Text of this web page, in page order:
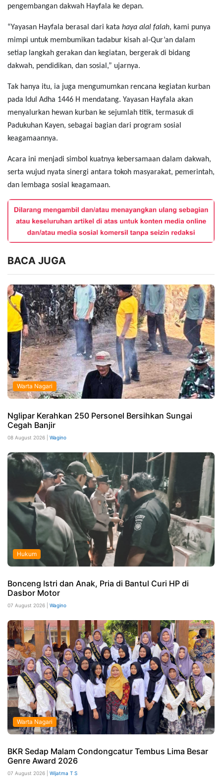
pengembangan dakwah Hayfala ke depan.
“Yayasan Hayfala berasal dari kata haya alal falah, kami punya
mimpi untuk membumikan tadabur kisah al-Qur’an dalam
setiap langkah gerakan dan kegiatan, bergerak di bidang
dakwah, pendidikan, dan sosial,” ujarnya.
Tak hanya itu, ia juga mengumumkan rencana kegiatan kurban
pada Idul Adha 1446 H mendatang. Yayasan Hayfala akan
menyalurkan hewan kurban ke sejumlah titik, termasuk di
Padukuhan Kayen, sebagai bagian dari program sosial
keagamaannya.
Acara ini menjadi simbol kuatnya kebersamaan dalam dakwah,
serta wujud nyata sinergi antara tokoh masyarakat, pemerintah,
dan lembaga sosial keagamaan.
BACA JUGA
Warta Nagari
Nglipar Kerahkan 250 Personel Bersihkan Sungai
Cegah Banjir
08 August 2026 | Wagino
Hukum
Bonceng Istri dan Anak, Pria di Bantul Curi HP di
Dasbor Motor
07 August 2026 | Wagino
Warta Nagari
BKR Sedap Malam Condongcatur Tembus Lima Besar
Genre Award 2026
07 August 2026 | Wijatma T S